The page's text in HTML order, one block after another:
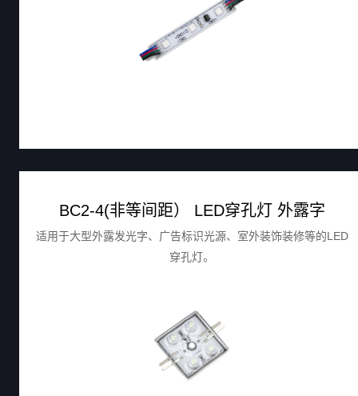
BC2-4(非等间距） LED穿孔灯 外露字
适用于大型外露发光字、广告标识光源、室外装饰装修等的LED
穿孔灯。